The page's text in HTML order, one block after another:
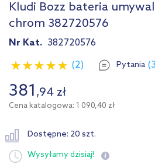
Kludi Bozz bateria
chrom 382720576
Nr Kat. 382720576
(2)
Pytania
381 ,94 zł
Cena katalogowa: 1 090,40 zł
Dostępne: 20 szt.
Wysyłamydzisiaj!